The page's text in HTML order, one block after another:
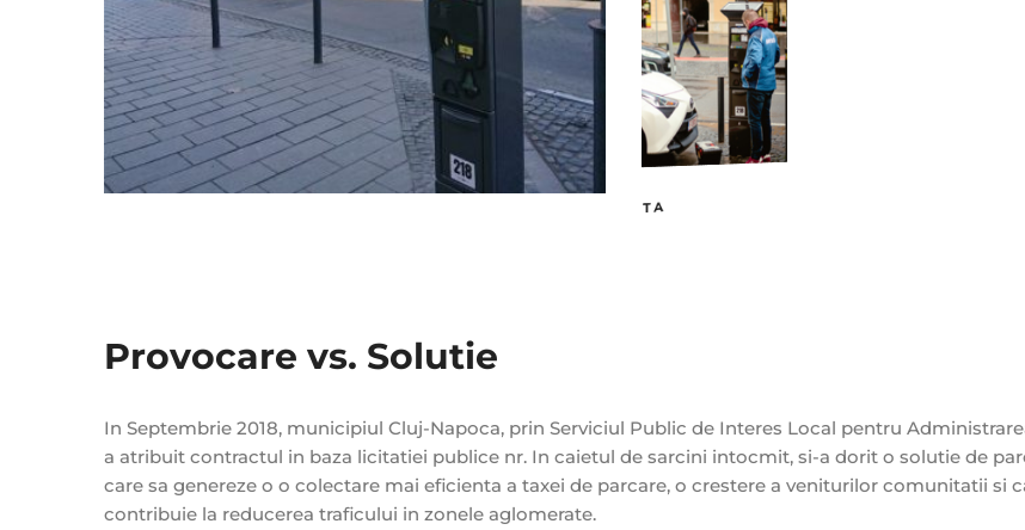
MENTENANTA
Provocare vs. Solutie
In Septembrie 2018, municipiul Cluj-Napoca, prin Serviciul Public de Interes Local pentru
a atribuit contractul in baza licitatiei publice nr. In caietul de sarcini intocmit, si-a dorit o solutie de
care sa genereze o o colectare mai eficienta a taxei de parcare, o crestere a veniturilor comunitatii si
contribuie la reducerea traficului in zonele aglomerate.